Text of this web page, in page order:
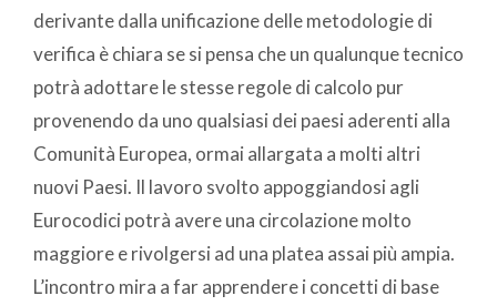
derivante dalla unificazione delle metodologie di
verifica è chiara se si pensa che un qualunque tecnico
potrà adottare le stesse regole di calcolo pur
provenendo da uno qualsiasi dei paesi aderenti alla
Comunità Europea, ormai allargata a molti altri
nuovi Paesi. Il lavoro svolto appoggiandosi agli
Eurocodici potrà avere una circolazione molto
maggiore e rivolgersi ad una platea assai più ampia.
L’incontro mira a far apprendere i concetti di base